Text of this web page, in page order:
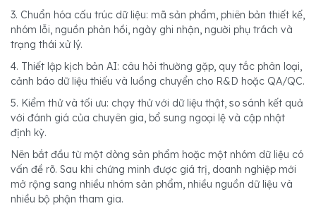
3. Chuẩn hóa cấu trúc dữ liệu: mã sản phẩm, phiên bản thiết kế,
nhóm lỗi, nguồn phản hồi, ngày ghi nhận, người phụ trách và
trạng thái xử lý.
4. Thiết lập kịch bản AI: câu hỏi thường gặp, quy tắc phân loại,
cảnh báo dữ liệu thiếu và luồng chuyển cho R&D hoặc QA/QC.
5. Kiểm thử và tối ưu: chạy thử với dữ liệu thật, so sánh kết quả
với đánh giá của chuyên gia, bổ sung ngoại lệ và cập nhật
định kỳ.
Nên bắt đầu từ một dòng sản phẩm hoặc một nhóm dữ liệu có
vấn đề rõ. Sau khi chứng minh được giá trị, doanh nghiệp mới
mở rộng sang nhiều nhóm sản phẩm, nhiều nguồn dữ liệu và
nhiều bộ phận tham gia.